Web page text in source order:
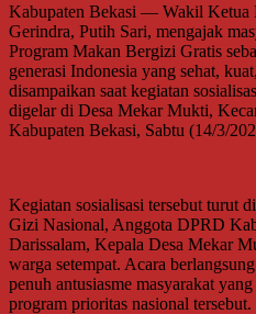
Kabupaten Bekasi — Wakil
Gerindra, Putih Sari, mengajak
Program Makan Bergizi Gratis
generasi Indonesia yang sehat,
disampaikan saat kegiatan
digelar di Desa Mekar Mukti,
Kabupaten Bekasi, Sabtu (14/3/
Kegiatan sosialisasi tersebut turut
Gizi Nasional, Anggota DPRD
Darissalam, Kepala Desa Mekar
warga setempat. Acara
penuh antusiasme masyarakat
program prioritas nasional tersebut.